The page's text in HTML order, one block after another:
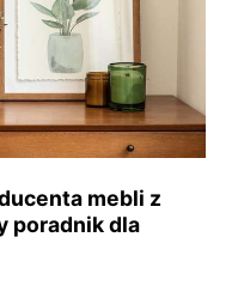
mebli z
poradnik dla